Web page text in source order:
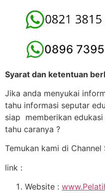
Syarat dan ketentuan
Jika anda menyukai
tahu informasi seputar
siap memberikan
tahu caranya ?
Temukan kami di
link :
Website :